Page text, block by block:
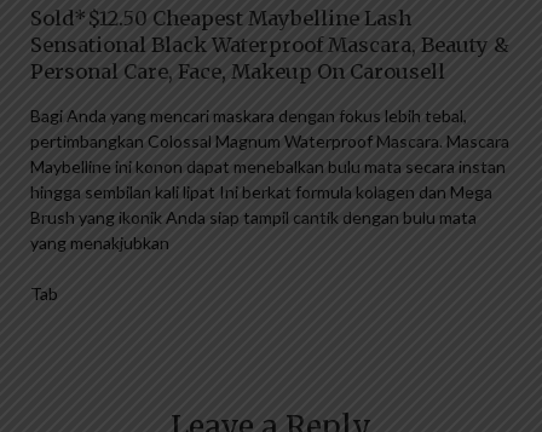
Sold*$12.50 Cheapest Maybelline Lash
Sensational Black Waterproof Mascara, Beauty &
Personal Care, Face, Makeup On Carousell
Bagi Anda yang mencari maskara dengan fokus lebih tebal,
pertimbangkan Colossal Magnum Waterproof Mascara. Mascara
Maybelline ini konon dapat menebalkan bulu mata secara instan
hingga sembilan kali lipat Ini berkat formula kolagen dan Mega
Brush yang ikonik Anda siap tampil cantik dengan bulu mata
yang menakjubkan
Tab